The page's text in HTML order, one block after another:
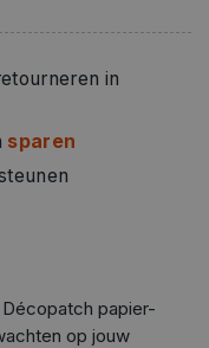
in
sparen
papier-
op jouw